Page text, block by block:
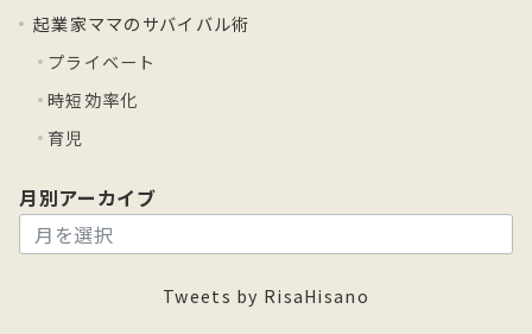
起業家ママのサバイバル術
プライベート
時短効率化
育児
月別アーカイブ
別
Tweets by RisaHisano